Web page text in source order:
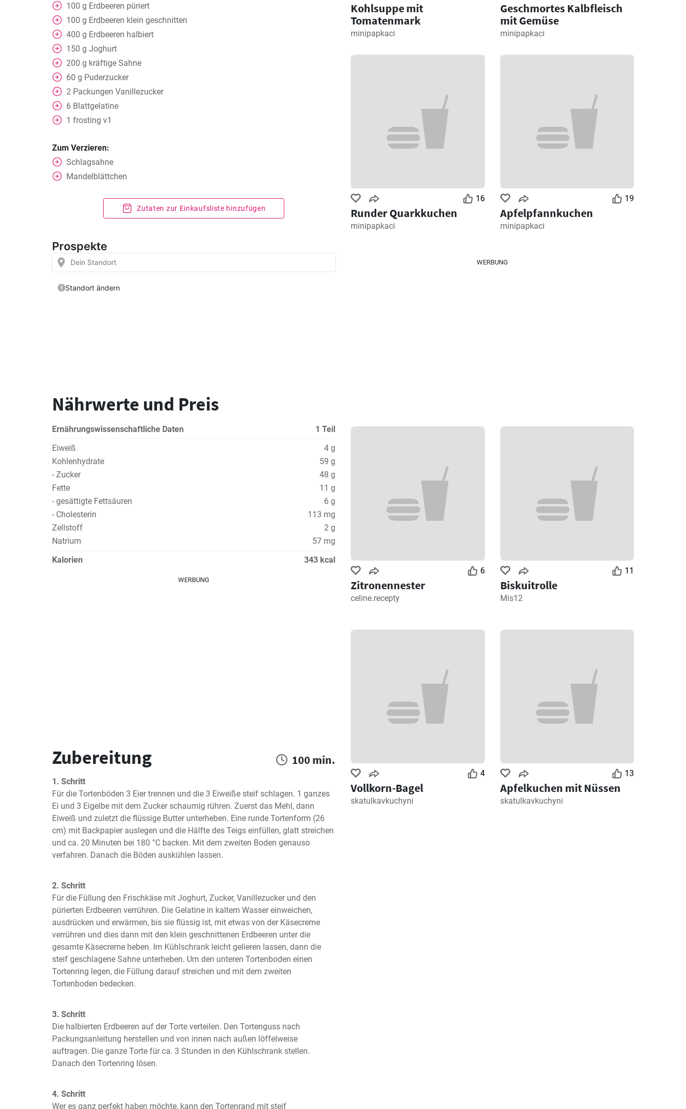
100 g Erdbeeren püriert
100 g Erdbeeren klein geschnitten
400 g Erdbeeren halbiert
150 g Joghurt
200 g kräftige Sahne
60 g Puderzucker
2 Packungen Vanillezucker
6 Blattgelatine
1 frosting v1
Zum Verzieren:
Schlagsahne
Mandelblättchen
Zutaten zur Einkaufsliste hinzufügen
Nährwerte und Preis
Ernährungswissenschaftliche Daten
1 Teil
Eiweiß
4 g
Kohlenhydrate
59 g
- Zucker
48 g
Fette
11 g
- gesättigte Fettsäuren
6 g
- Cholesterin
113 mg
Zellstoff
2 g
Natrium
57 mg
Kalorien
343 kcal
WERBUNG
Zubereitung 100 min.
1. Schritt
Für die Tortenböden 3 Eier trennen und die 3 Eiweiße steif schlagen. 1 ganzes
Ei und 3 Eigelbe mit dem Zucker schaumig rühren. Zuerst das Mehl, dann
Eiweiß und zuletzt die flüssige Butter unterheben. Eine runde Tortenform (26
cm) mit Backpapier auslegen und die Hälfte des Teigs einfüllen, glatt streichen
und ca. 20 Minuten bei 180 °C backen. Mit dem zweiten Boden genauso
verfahren. Danach die Böden auskühlen lassen.
2. Schritt
Für die Füllung den Frischkäse mit Joghurt, Zucker, Vanillezucker und den
pürierten Erdbeeren verrühren. Die Gelatine in kaltem Wasser einweichen,
ausdrücken und erwärmen, bis sie flüssig ist, mit etwas von der Käsecreme
verrühren und dies dann mit den klein geschnittenen Erdbeeren unter die
gesamte Käsecreme heben. Im Kühlschrank leicht gelieren lassen, dann die
steif geschlagene Sahne unterheben. Um den unteren Tortenboden einen
Tortenring legen, die Füllung darauf streichen und mit dem zweiten
Tortenboden bedecken.
3. Schritt
Die halbierten Erdbeeren auf der Torte verteilen. Den Tortenguss nach
Packungsanleitung herstellen und von innen nach außen löffelweise
auftragen. Die ganze Torte für ca. 3 Stunden in den Kühlschrank stellen.
Danach den Tortenring lösen.
4. Schritt
Wer es ganz perfekt haben möchte, kann den Tortenrand mit steif
Kohlsuppe mit
Tomatenmark
minipapkaci
Geschmortes Kalbfleisch
mit Gemüse
minipapkaci
16
Runder Quarkkuchen
minipapkaci
19
Apfelpfannkuchen
minipapkaci
WERBUNG
6
Zitronennester
celine.recepty
11
Biskuitrolle
Mis12
4
Vollkorn-Bagel
skatulkavkuchyni
13
Apfelkuchen mit Nüssen
skatulkavkuchyni